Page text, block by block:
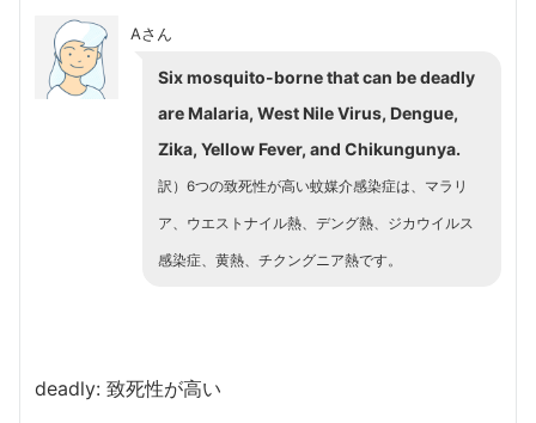
Aさん
Six mosquito-borne that can be deadly
are Malaria, West Nile Virus, Dengue,
Zika, Yellow Fever, and Chikungunya.
訳）6つの致死性が高い蚊媒介感染症は、マラリ
ア、ウエストナイル熱、デング熱、ジカウイルス
感染症、黄熱、チクングニア熱です。
deadly: 致死性が高い